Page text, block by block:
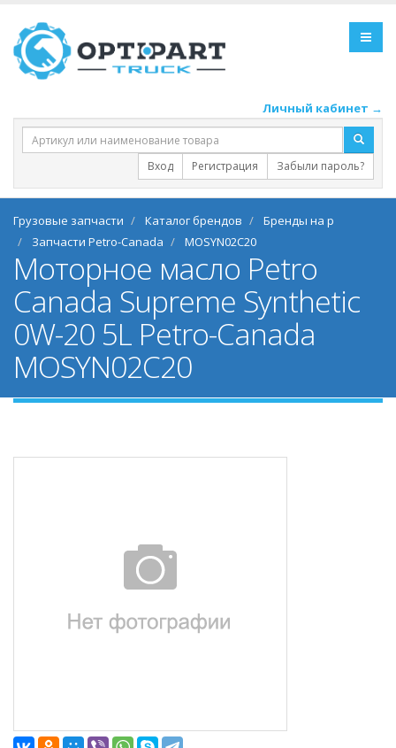
Личный кабинет →
Вход Регистрация Забыли пароль?
Грузовые запчасти Каталог брендов
Бренды на p
Запчасти Petro-Canada
MOSYN02C20
Моторное масло Petro
Canada Supreme Synthetic
0W-20 5L Petro-Canada
MOSYN02C20